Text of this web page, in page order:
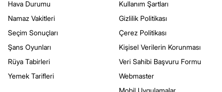
Hava Durumu
Namaz Vakitleri
Seçim Sonuçları
Şans Oyunları
Rüya Tabirleri
Yemek Tarifleri
Kullanım Şartları
Gizlilik Politikası
Çerez Politikası
Kişisel Verilerin Korunması
Veri Sahibi Başvuru Formu
Webmaster